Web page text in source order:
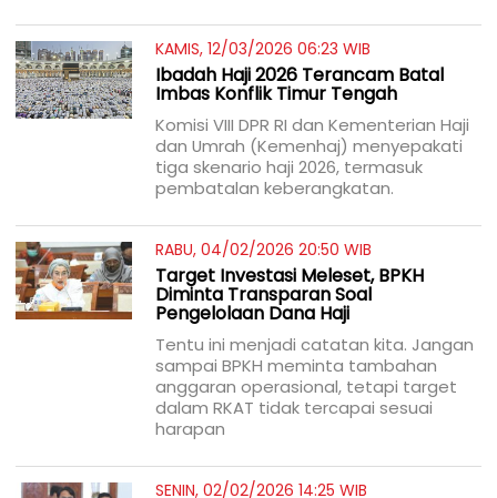
KAMIS, 12/03/2026 06:23 WIB
Ibadah Haji 2026 Terancam Batal
Imbas Konflik Timur Tengah
Komisi VIII DPR RI dan Kementerian Haji
dan Umrah (Kemenhaj) menyepakati
tiga skenario haji 2026, termasuk
pembatalan keberangkatan.
RABU, 04/02/2026 20:50 WIB
Target Investasi Meleset, BPKH
Diminta Transparan Soal
Pengelolaan Dana Haji
Tentu ini menjadi catatan kita. Jangan
sampai BPKH meminta tambahan
anggaran operasional, tetapi target
dalam RKAT tidak tercapai sesuai
harapan
SENIN, 02/02/2026 14:25 WIB